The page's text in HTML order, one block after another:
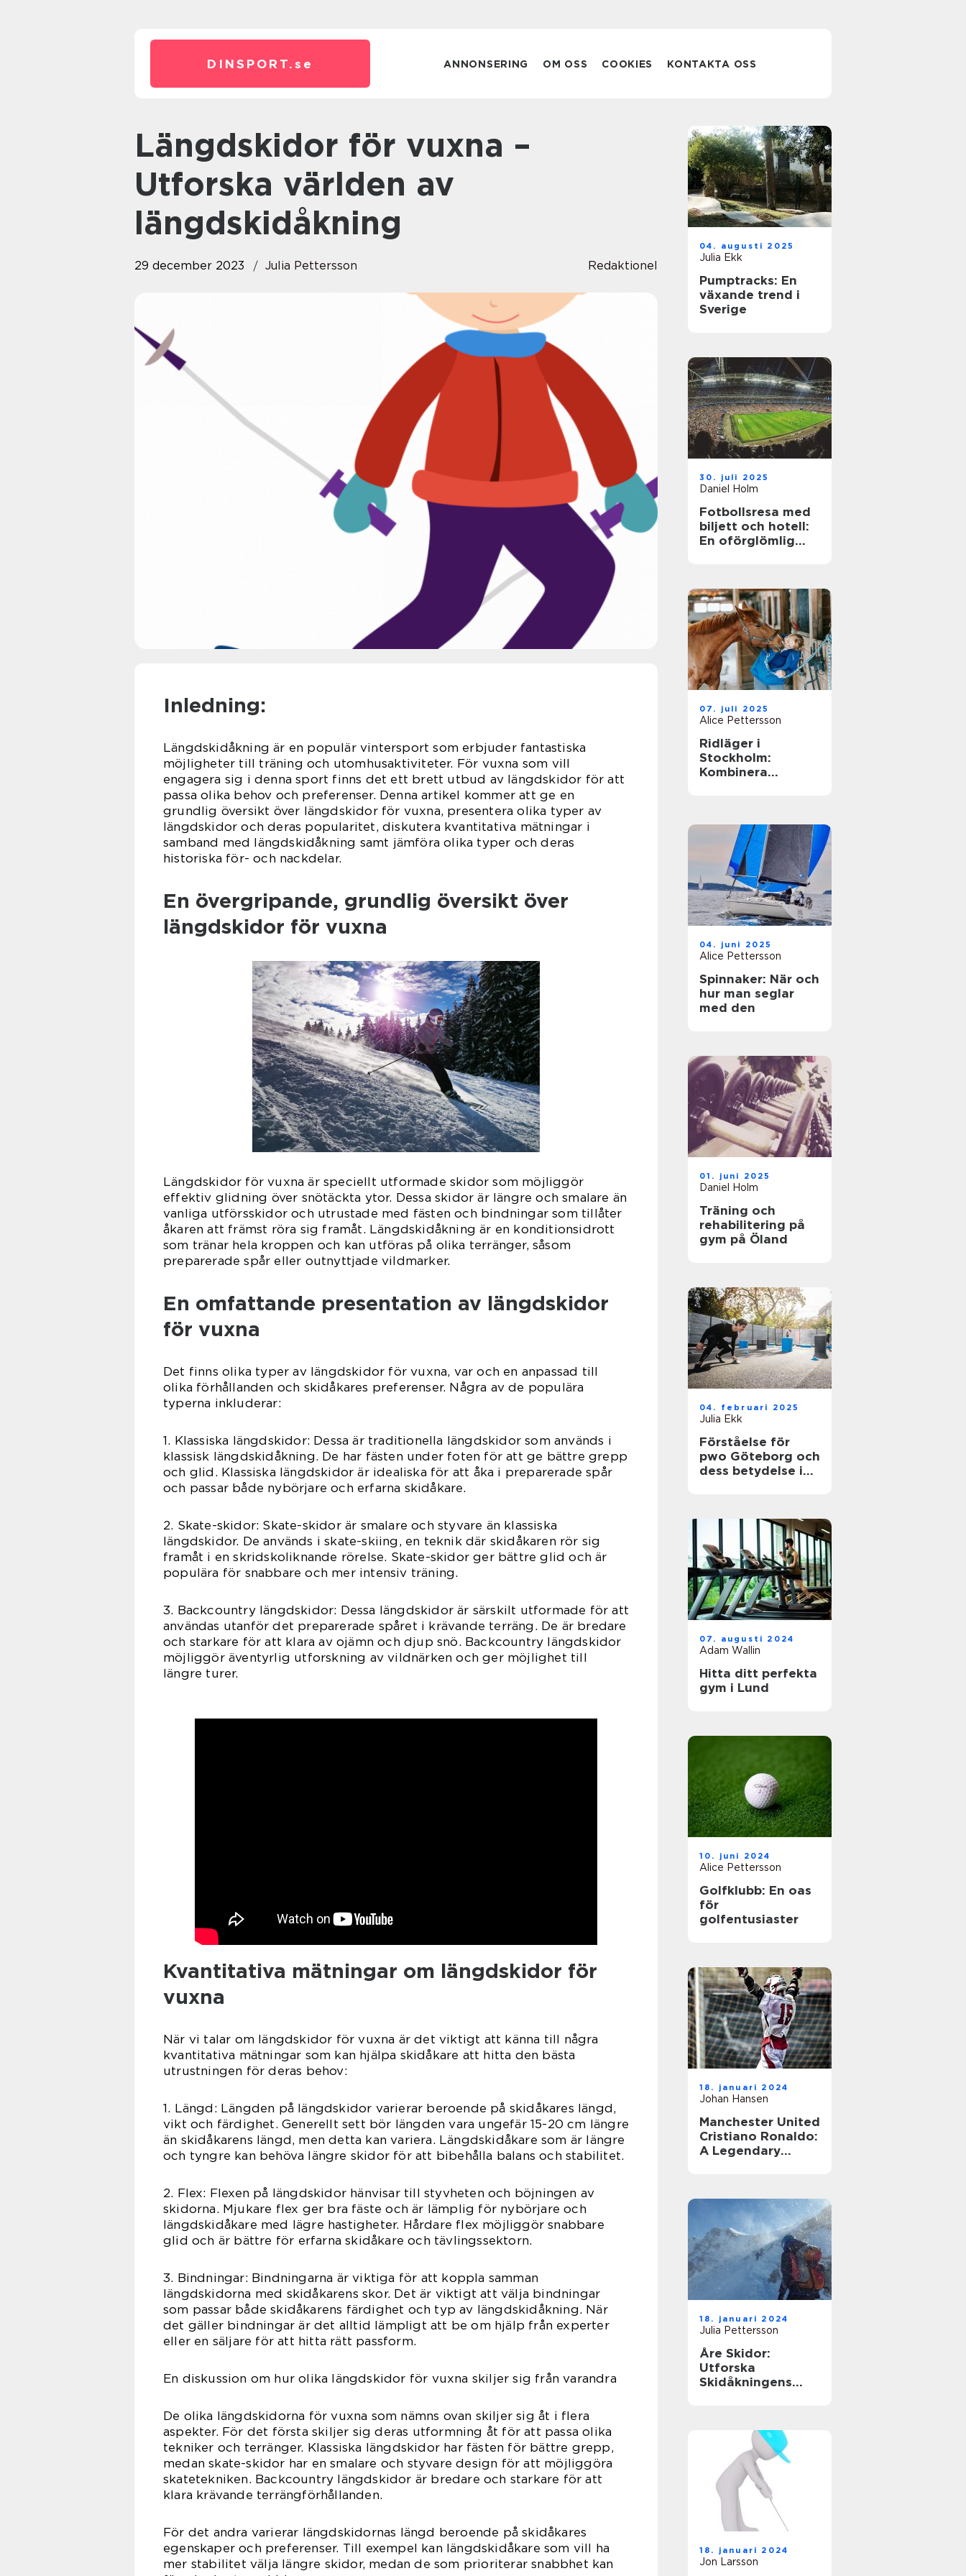
DINSPORT. se ANNONSERING OM OSS COOKIES KONTAKTA OSS
Längdskidor för vuxna –
Utforska världen av
längdskidåkning
29 december 2023 Julia Pettersson Redaktionel
Inledning:
Längdskidåkning är en populär vintersport som erbjuder fantastiska
möjligheter till träning och utomhusaktiviteter. För vuxna som vill
engagera sig i denna sport finns det ett brett utbud av längdskidor för att
passa olika behov och preferenser. Denna artikel kommer att ge en
grundlig översikt över längdskidor för vuxna, presentera olika typer av
längdskidor och deras popularitet, diskutera kvantitativa mätningar i
samband med längdskidåkning samt jämföra olika typer och deras
historiska för- och nackdelar.
En övergripande, grundlig översikt över
längdskidor för vuxna
Längdskidor för vuxna är speciellt utformade skidor som möjliggör
effektiv glidning över snötäckta ytor. Dessa skidor är längre och smalare än
vanliga utförsskidor och utrustade med fästen och bindningar som tillåter
åkaren att främst röra sig framåt. Längdskidåkning är en konditionsidrott
som tränar hela kroppen och kan utföras på olika terränger, såsom
preparerade spår eller outnyttjade vildmarker.
En omfattande presentation av längdskidor
för vuxna
Det finns olika typer av längdskidor för vuxna, var och en anpassad till
olika förhållanden och skidåkares preferenser. Några av de populära
typerna inkluderar:
1. Klassiska längdskidor: Dessa är traditionella längdskidor som används i
klassisk längdskidåkning. De har fästen under foten för att ge bättre grepp
och glid. Klassiska längdskidor är idealiska för att åka i preparerade spår
och passar både nybörjare och erfarna skidåkare.
2. Skate-skidor: Skate-skidor är smalare och styvare än klassiska
längdskidor. De används i skate-skiing, en teknik där skidåkaren rör sig
framåt i en skridskoliknande rörelse. Skate-skidor ger bättre glid och är
populära för snabbare och mer intensiv träning.
3. Backcountry längdskidor: Dessa längdskidor är särskilt utformade för att
användas utanför det preparerade spåret i krävande terräng. De är bredare
och starkare för att klara av ojämn och djup snö. Backcountry längdskidor
möjliggör äventyrlig utforskning av vildnärken och ger möjlighet till
längre turer.
Kvantitativa mätningar om längdskidor för
vuxna
När vi talar om längdskidor för vuxna är det viktigt att känna till några
kvantitativa mätningar som kan hjälpa skidåkare att hitta den bästa
utrustningen för deras behov:
1. Längd: Längden på längdskidor varierar beroende på skidåkares längd,
vikt och färdighet. Generellt sett bör längden vara ungefär 15-20 cm längre
än skidåkarens längd, men detta kan variera. Längdskidåkare som är längre
och tyngre kan behöva längre skidor för att bibehålla balans och stabilitet.
2. Flex: Flexen på längdskidor hänvisar till styvheten och böjningen av
skidorna. Mjukare flex ger bra fäste och är lämplig för nybörjare och
längdskidåkare med lägre hastigheter. Hårdare flex möjliggör snabbare
glid och är bättre för erfarna skidåkare och tävlingssektorn.
3. Bindningar: Bindningarna är viktiga för att koppla samman
längdskidorna med skidåkarens skor. Det är viktigt att välja bindningar
som passar både skidåkarens färdighet och typ av längdskidåkning. När
det gäller bindningar är det alltid lämpligt att be om hjälp från experter
eller en säljare för att hitta rätt passform.
En diskussion om hur olika längdskidor för vuxna skiljer sig från varandra
De olika längdskidorna för vuxna som nämns ovan skiljer sig åt i flera
aspekter. För det första skiljer sig deras utformning åt för att passa olika
tekniker och terränger. Klassiska längdskidor har fästen för bättre grepp,
medan skate-skidor har en smalare och styvare design för att möjliggöra
skatetekniken. Backcountry längdskidor är bredare och starkare för att
klara krävande terrängförhållanden.
För det andra varierar längdskidornas längd beroende på skidåkares
egenskaper och preferenser. Till exempel kan längdskidåkare som vill ha
mer stabilitet välja längre skidor, medan de som prioriterar snabbhet kan
04. augusti 2025
Julia Ekk
Pumptracks: En
växande trend i
Sverige
30. juli 2025
Daniel Holm
Fotbollsresa med
biljett och hotell:
En oförglömlig
07. juli 2025
Alice Pettersson
Ridläger i
Stockholm:
Kombinera
04. juni 2025
Alice Pettersson
Spinnaker: När och
hur man seglar
med den
01. juni 2025
Daniel Holm
Träning och
rehabilitering på
gym på Öland
04. februari 2025
Julia Ekk
Förståelse för
pwo Göteborg och
dess betydelse i
07. augusti 2024
Adam Wallin
Hitta ditt perfekta
gym i Lund
10. juni 2024
Alice Pettersson
Golfklubb: En oas
för
golfentusiaster
18. januari 2024
Johan Hansen
Manchester United
Cristiano Ronaldo:
A Legendary
18. januari 2024
Julia Pettersson
Åre Skidor:
Utforska
Skidåkningens
18. januari 2024
Jon Larsson